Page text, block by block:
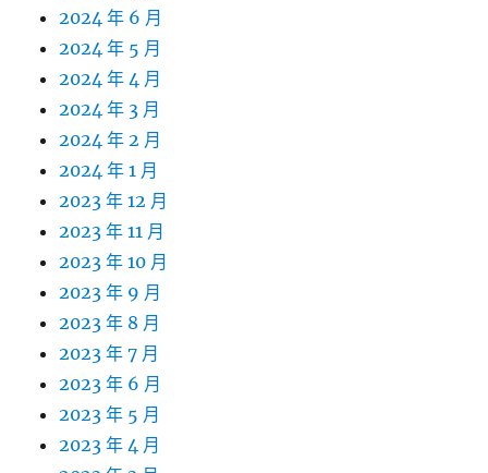
2024 年 6 月
2024 年 5 月
2024 年 4 月
2024 年 3 月
2024 年 2 月
2024 年 1 月
2023 年 12 月
2023 年 11 月
2023 年 10 月
2023 年 9 月
2023 年 8 月
2023 年 7 月
2023 年 6 月
2023 年 5 月
2023 年 4 月